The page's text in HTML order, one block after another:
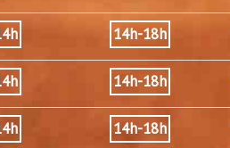
14h-18h
14h-18h
14h-18h